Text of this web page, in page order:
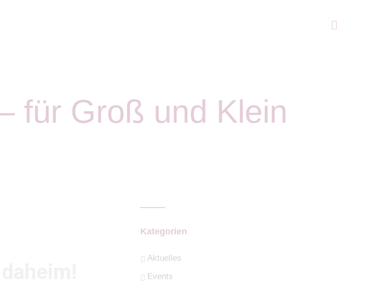
für Groß und Klein
Kategorien
Aktuelles
Events